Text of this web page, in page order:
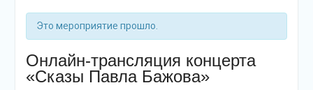
Это мероприятие прошло.
Онлайн-трансляция концерта
«Сказы Павла Бажова»